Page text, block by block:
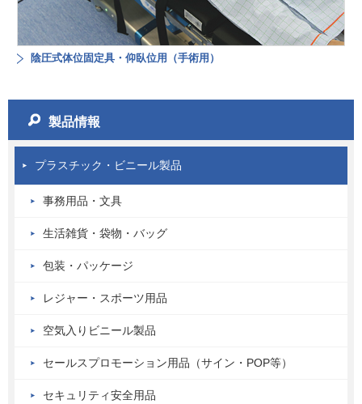
陰圧式体位固定具・仰臥位用（手術用）
製品情報
プラスチック・ビニール製品
事務用品・文具
生活雑貨・袋物・バッグ
包装・パッケージ
レジャー・スポーツ用品
空気入りビニール製品
セールスプロモーション用品（サイン・POP等）
セキュリティ安全用品